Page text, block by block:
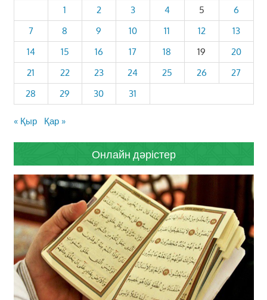
1
2 3 4 5
6
7
8 9 10 11 12
13
14
15 16 17 18 19
20
21
22 23 24 25 26
27
28
29 30 31
« Қыр Қар »
Онлайн дәрістер